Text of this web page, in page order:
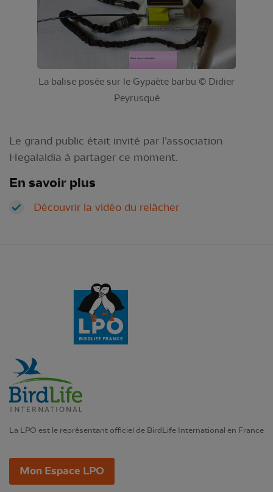
La balise posée sur le Gypaète barbu © Didier
Peyrusqué
Le grand public était invité par l’association
Hegalaldia à partager ce moment.
En savoir plus
Découvrir la vidéo du relâcher
La LPO est le représentant officiel de BirdLife International en France
Mon Espace LPO